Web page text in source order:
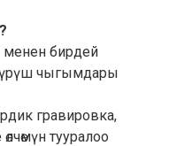
менен бирдей
чыгымдары
гравировка,
тууралоо